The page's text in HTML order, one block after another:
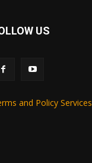
US
and Policy Services